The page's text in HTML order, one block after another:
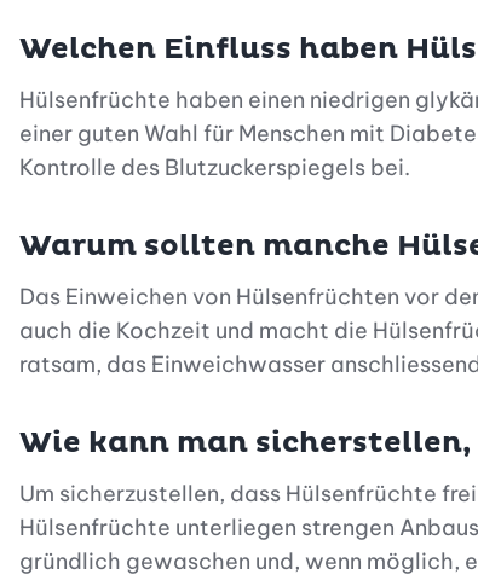
Welchen Einfluss haben
Hülsenfrüchte haben einen niedrigen
einer guten Wahl für Menschen mit
Kontrolle des Blutzuckerspiegels bei.
Warum sollten manche
Das Einweichen von Hülsenfrüchten vor
auch die Kochzeit und macht die
ratsam, das Einweichwasser
Wie kann man
Um sicherzustellen, dass Hülsenfrüchte
Hülsenfrüchte unterliegen strengen
gründlich gewaschen und, wenn möglich,